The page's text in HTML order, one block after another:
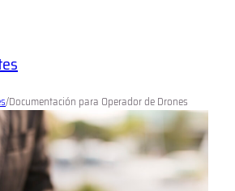
/Documentación para Operador de Drones